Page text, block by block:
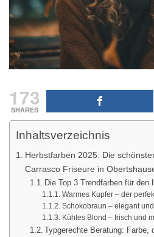
173
SHARES
Inhaltsverzeichnis
Herbstfarben 2025: Die
Carrasco Friseure in
Die Top 3 Trendfarben für den
Warmes Kupfer – der
Schokobraun – elegant
Kühles Blond – frisch und
Typgerechte Beratung: Farbe,